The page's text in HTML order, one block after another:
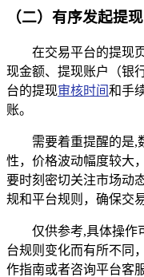
（二）有序发起提现
在交易平台的提现
现金额、提现账户（银
台的提现审核时间和手
账。
需要着重提醒的是,
性，价格波动幅度较大
要时刻密切关注市场动
规和平台规则，确保交
仅供参考,具体操作
台规则变化而有所不同
作指南或者咨询平台客服